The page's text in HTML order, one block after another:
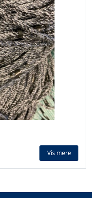
Vis mere